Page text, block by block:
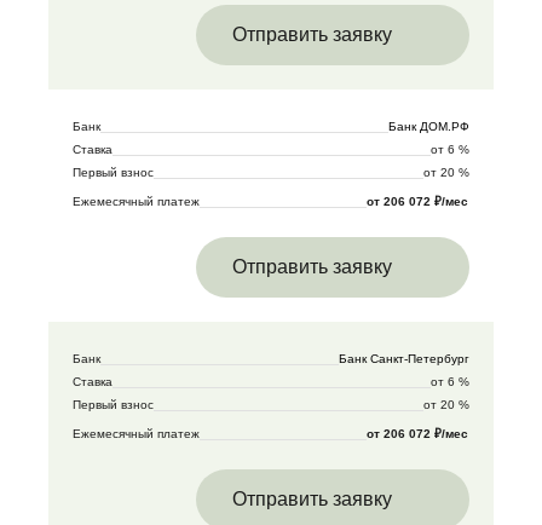
Отправить заявку
Банк
Банк ДОМ.РФ
Ставка
от 6 %
Первый взнос
от 20 %
Ежемесячный платеж от 206 072 ₽/мес
Отправить заявку
Банк
Банк Санкт-Петербург
Ставка
от 6 %
Первый взнос
от 20 %
Ежемесячный платеж от 206 072 ₽/мес
Отправить заявку